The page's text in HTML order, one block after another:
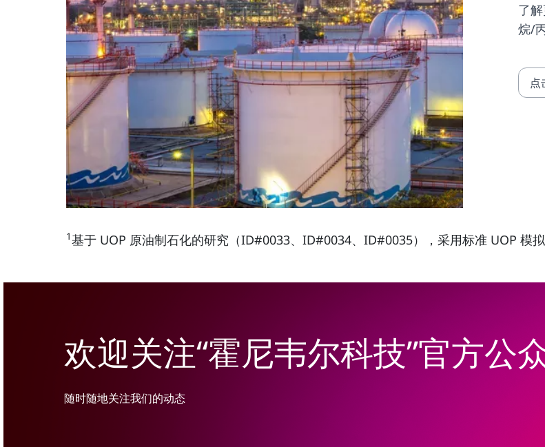
了
烷/
点
1基于 UOP 原油制石化的研究（ID#0033、ID#0034、ID#0035），采用标准 UOP 模
欢迎关注“霍尼韦尔科技”官方公
随时随地关注我们的动态